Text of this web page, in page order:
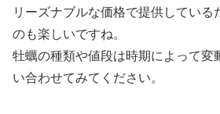
リーズナブルな価格で提供している
のも楽しいですね。
牡蠣の種類や値段は時期によって変
い合わせてみてください。